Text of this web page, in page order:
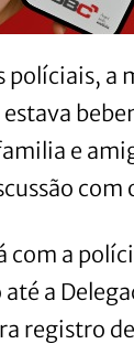
políciais, a
e
com
com a
a
registro